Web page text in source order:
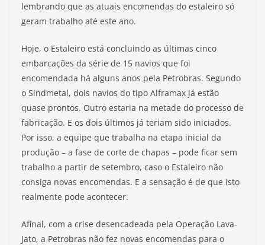
lembrando que as atuais encomendas do estaleiro só
geram trabalho até este ano.
Hoje, o Estaleiro está concluindo as últimas cinco
embarcações da série de 15 navios que foi
encomendada há alguns anos pela Petrobras. Segundo
o Sindmetal, dois navios do tipo Alframax já estão
quase prontos. Outro estaria na metade do processo de
fabricação. E os dois últimos já teriam sido iniciados.
Por isso, a equipe que trabalha na etapa inicial da
produção – a fase de corte de chapas – pode ficar sem
trabalho a partir de setembro, caso o Estaleiro não
consiga novas encomendas. E a sensação é de que isto
realmente pode acontecer.
Afinal, com a crise desencadeada pela Operação Lava-
Jato, a Petrobras não fez novas encomendas para o